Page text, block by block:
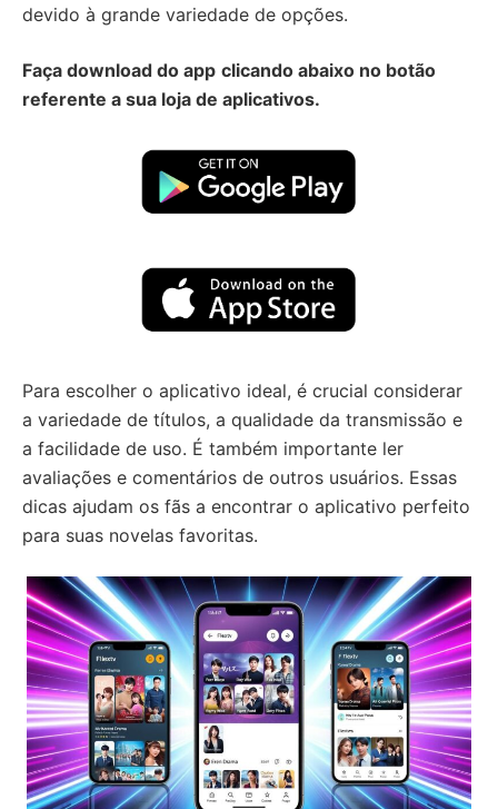
devido à grande variedade de opções.
Faça download do app clicando abaixo no botão
referente a sua loja de aplicativos.
Para escolher o aplicativo ideal, é crucial considerar
a variedade de títulos, a qualidade da transmissão e
a facilidade de uso. É também importante ler
avaliações e comentários de outros usuários. Essas
dicas ajudam os fãs a encontrar o aplicativo perfeito
para suas novelas favoritas.